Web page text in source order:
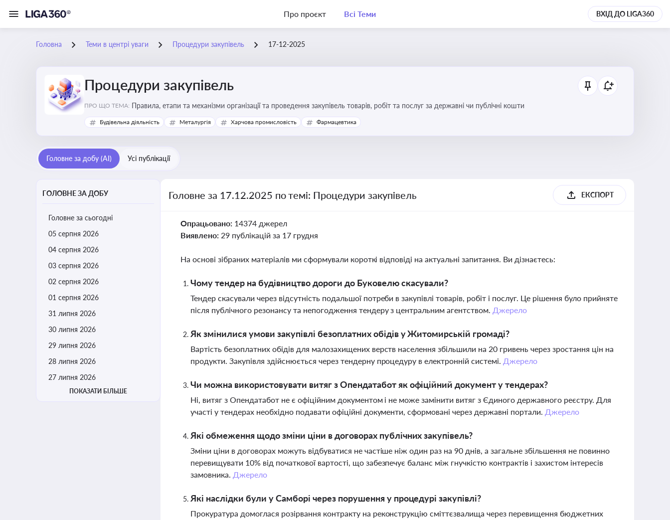
Про проєкт Всі Теми ВХІД ДО LIGA360
Головна Теми в центрі уваги Процедури закупівель 17-12-2025
Процедури закупівель
ПРО ЩО ТЕМА: Правила, етапи та механізми організації та проведення закупівель товарів, робіт та послуг за державні чи публічні кошти
Будівельна діяльність Металургія Харчова промисловість Фармацевтика
Головне за добу (AI) Усі публікації
ГОЛОВНЕ ЗА ДОБУ
Головне за сьогодні
05 серпня 2026
04 серпня 2026
03 серпня 2026
02 серпня 2026
01 серпня 2026
31 липня 2026
30 липня 2026
29 липня 2026
28 липня 2026
27 липня 2026
ПОКАЗАТИ БІЛЬШЕ
Головне за 17.12.2025 по темі: Процедури закупівель ЕКСПОРТ
Опрацьовано: 14374 джерел
Виявлено: 29 публікацій за 17 грудня
На основі зібраних матеріалів ми сформували короткі відповіді на актуальні запитання. Ви дізнаєтесь:
Чому тендер на будівництво дороги до Буковелю скасували?
Тендер скасували через відсутність подальшої потреби в закупівлі товарів, робіт і послуг. Це рішення було прийняте
після публічного резонансу та непогодження тендеру з центральним агентством. Джерело
Як змінилися умови закупівлі безоплатних обідів у Житомирській громаді?
Вартість безоплатних обідів для малозахищених верств населення збільшили на 20 гривень через зростання цін на
продукти. Закупівля здійснюється через тендерну процедуру в електронній системі. Джерело
Чи можна використовувати витяг з Опендатабот як офіційний документ у тендерах?
Ні, витяг з Опендатабот не є офіційним документом і не може замінити витяг з Єдиного державного реєстру. Для
участі у тендерах необхідно подавати офіційні документи, сформовані через державні портали. Джерело
Які обмеження щодо зміни ціни в договорах публічних закупівель?
Зміни ціни в договорах можуть відбуватися не частіше ніж один раз на 90 днів, а загальне збільшення не повинно
перевищувати 10% від початкової вартості, що забезпечує баланс між гнучкістю контрактів і захистом інтересів
замовника. Джерело
Які наслідки були у Самборі через порушення у процедурі закупівлі?
Прокуратура домоглася розірвання контракту на реконструкцію сміттєзвалища через перевищення бюджетних